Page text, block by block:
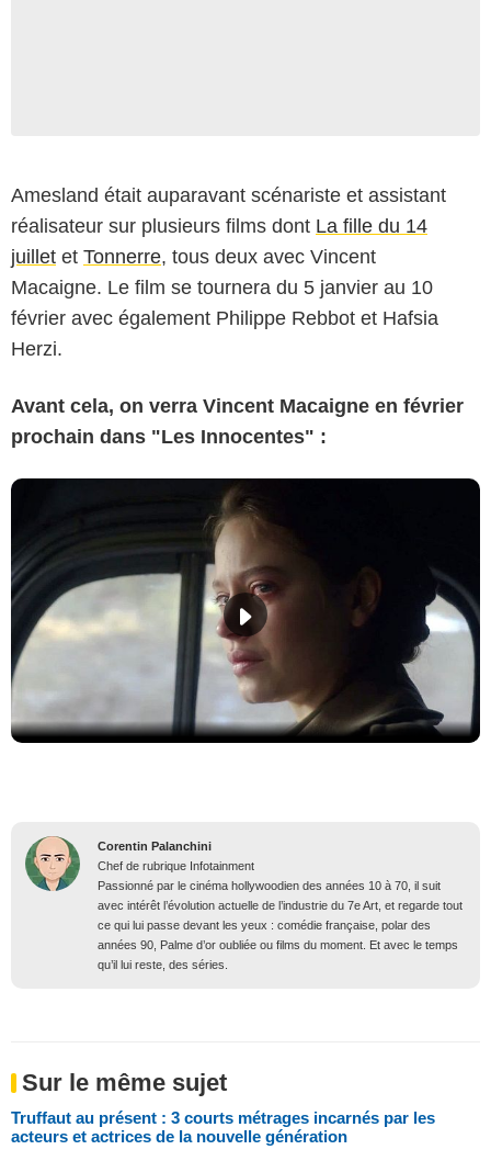
Amesland était auparavant scénariste et assistant
réalisateur sur plusieurs films dont La fille du 14
juillet et Tonnerre, tous deux avec Vincent
Macaigne. Le film se tournera du 5 janvier au 10
février avec également Philippe Rebbot et Hafsia
Herzi.
Avant cela, on verra Vincent Macaigne en février
prochain dans "Les Innocentes" :
Corentin Palanchini
Chef de rubrique Infotainment
Passionné par le cinéma hollywoodien des années 10 à 70, il suit
avec intérêt l’évolution actuelle de l’industrie du 7e Art, et regarde tout
ce qui lui passe devant les yeux : comédie française, polar des
années 90, Palme d’or oubliée ou films du moment. Et avec le temps
qu’il lui reste, des séries.
Sur le même sujet
Truffaut au présent : 3 courts métrages incarnés par les
acteurs et actrices de la nouvelle génération